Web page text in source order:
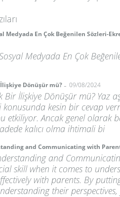
Medyada En Çok Beğenilen Sözleri-
Medyada En Çok
İlişkiye Dönüşür mü? - 09/08/2024
Bir İlişkiye Dönüşür mü? Yaz
konusunda kesin bir cevap
Ancak genel olarak
kalıcı olma ihtimali bi
and Communicating with
and
skill when it comes to
with parents. By
their